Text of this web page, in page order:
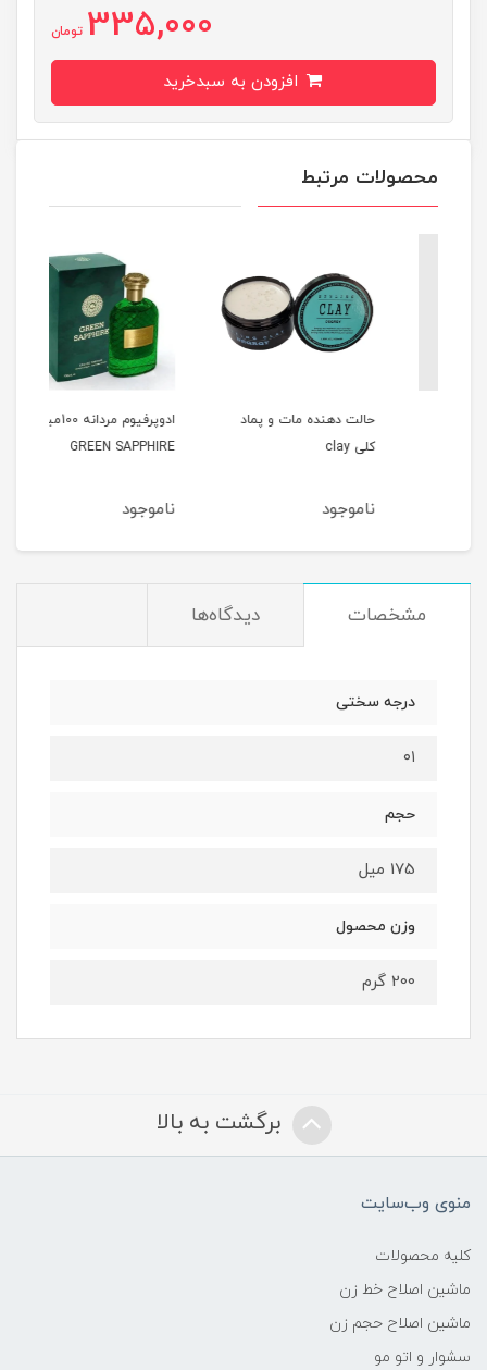
335,000 تومان
محصولات مرتبط
حالت دهنده مات و پماد
ناموجود
ادوپرفیوم مردانه 100میل
GREEN SAPPHIRE
ناموجود
مشخصات دیدگاه‌ها
درجه سختی
۰۱
حجم
175 میل
وزن محصول
200 گرم
برگشت به بالا
منوی وب‌سایت
کلیه محصولات
ماشین اصلاح خط زن
ماشین اصلاح حجم زن
سشوار و اتو مو